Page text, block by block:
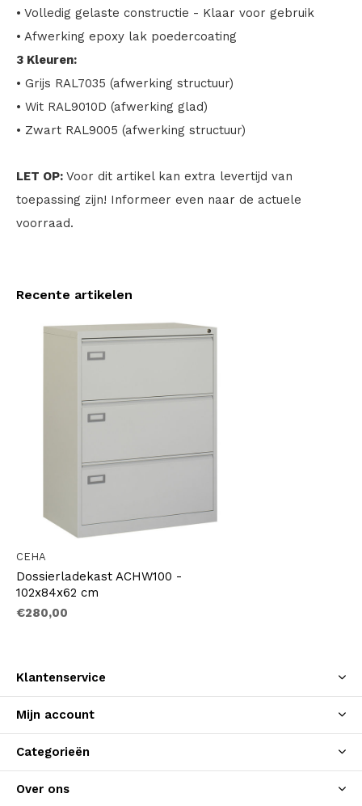
• Volledig gelaste constructie - Klaar voor gebruik
• Afwerking epoxy lak poedercoating
3 Kleuren:
• Grijs RAL7035 (afwerking structuur)
• Wit RAL9010D (afwerking glad)
• Zwart RAL9005 (afwerking structuur)
LET OP: Voor dit artikel kan extra levertijd van
toepassing zijn! Informeer even naar de actuele
voorraad.
Recente artikelen
CEHA
Dossierladekast ACHW100 -
102x84x62 cm
€280,00
Klantenservice
Mijn account
Categorieën
Over ons